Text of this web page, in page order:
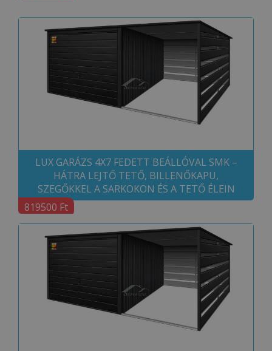
LUX GARÁZS 4X7 FEDETT BEÁLLÓVAL SMK –
HÁTRA LEJTŐ TETŐ, BILLENŐKAPU,
SZEGŐKKEL A SARKOKON ÉS A TETŐ ÉLEIN
819500 Ft